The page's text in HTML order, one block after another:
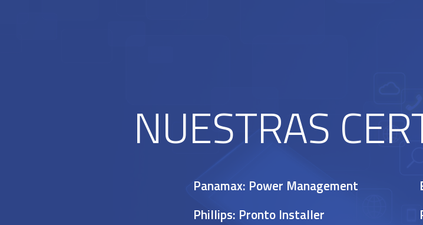
NUESTRAS
Panamax: Power Management
Phillips: Pronto Installer